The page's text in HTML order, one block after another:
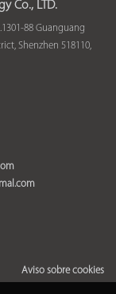
Co., LTD.
88 Guanguang
Shenzhen 518110,
Aviso sobre cookies